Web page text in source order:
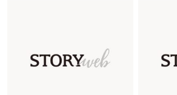
Fashion 2026.7.16
白黒でもこんなに華やぐ